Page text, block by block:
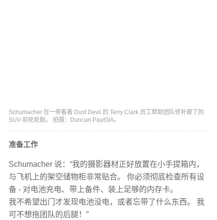
Schumacher 在一旁看着 Dust Devil 的 Terry Clark 员工帮助团队修补瘪了的
SUV 前轮轮胎。 拍摄：Duncan Pay/GIA。
准备工作
Schumacher 说：“我的摄影器材正好放置在小手提箱内，
与飞机上的架空储物柜非常贴合。 你必须彻底检查所有设
备 - 对电池充电、带上备件、装上足够的内存卡。
我不希望出门才发现电池没电，或者忘带了什么东西。 我
可不想拖团队的后腿！”